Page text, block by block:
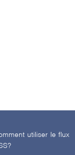
utiliser le flux